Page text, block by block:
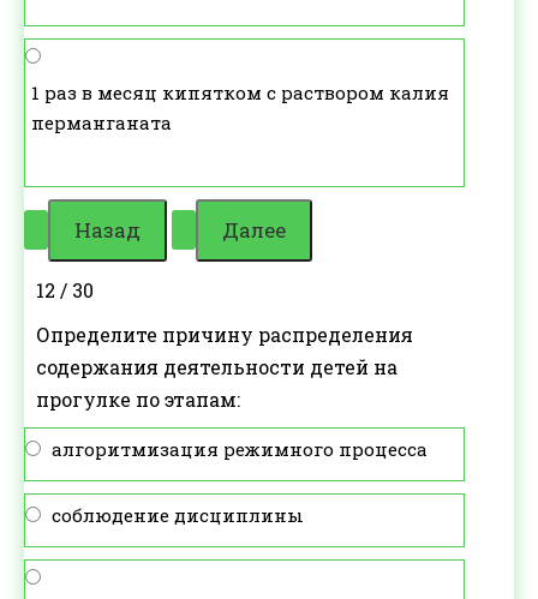
1 раз в месяц кипятком с раствором калия
перманганата
12 / 30
Определите причину распределения
содержания деятельности детей на
прогулке по этапам:
алгоритмизация режимного процесса
соблюдение дисциплины